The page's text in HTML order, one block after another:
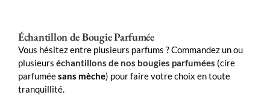
Échantillon de Bougie Parfumée
Vous hésitez entre plusieurs parfums ? Commandez un ou
plusieurs échantillons de nos bougies parfumées (cire
parfuméesans mèche) pour faire votre choix en toute
tranquillité.